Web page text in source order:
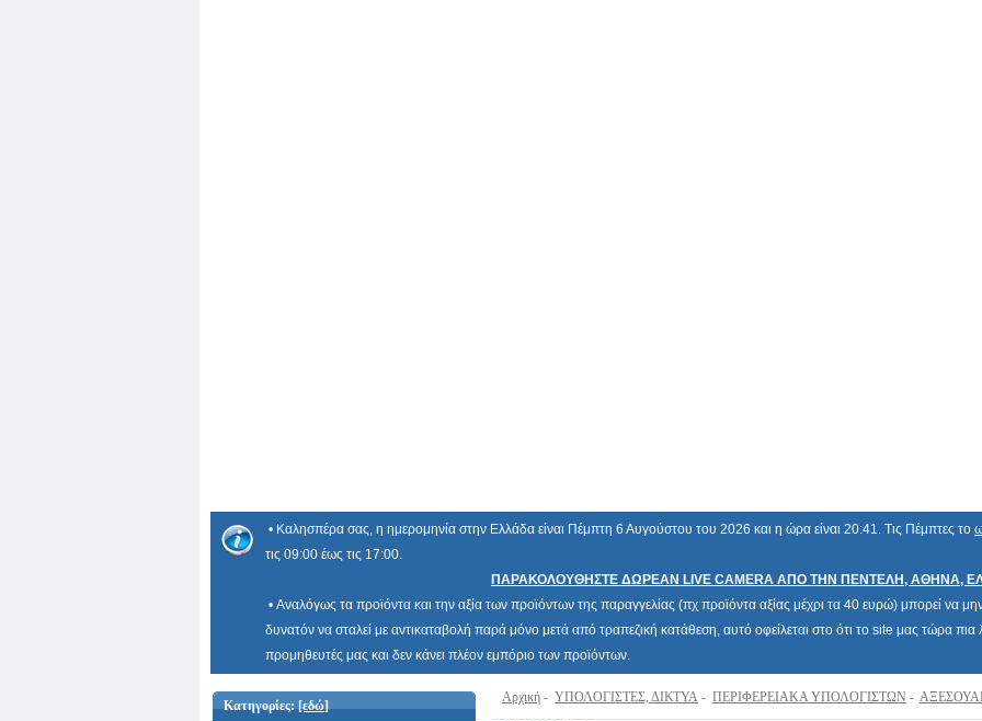
• Καλησπέρα σας, η ημερομηνία στην Ελλάδα είναι Πέμπτη 6 Αυγούστου του 2026 και η ώρα είναι 20:41. Τις Πέμπτες το
τις 09:00 έως τις 17:00.
ΠΑΡΑΚΟΛΟΥΘΗΣΤΕ ΔΩΡΕΑΝ LIVE CAMERA ΑΠΟ ΤΗΝ ΠΕΝΤΕΛΗ, ΑΘΗΝΑ,
• Αναλόγως τα προϊόντα και την αξία των προϊόντων της παραγγελίας (πχ προϊόντα αξίας μέχρι τα 40 ευρώ) μπορεί να
δυνατόν να σταλεί με αντικαταβολή παρά μόνο μετά από τραπεζική κατάθεση, αυτό οφείλεται στο ότι το site μας τώρα
προμηθευτές μας και δεν κάνει πλέον εμπόριο των προϊόντων.
Κατηγορίες:[εδώ]
Αρχική - ΥΠΟΛΟΓΙΣΤΕΣ, ΔΙΚΤΥΑ - ΠΕΡΙΦΕΡΕΙΑΚΑ ΥΠΟΛΟΓΙΣΤΩΝ -